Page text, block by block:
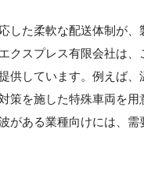
した柔軟な配送体制が、
クスプレス有限会社は、
供しています。例えば、
策を施した特殊車両を用
がある業種向けには、需